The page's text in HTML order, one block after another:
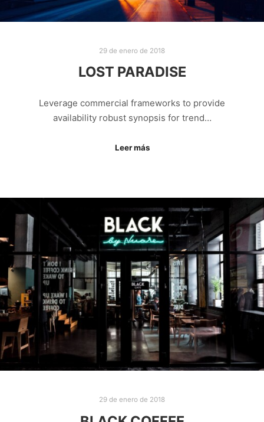
29 de enero de 2018
LOST PARADISE
Leverage commercial frameworks to provide
availability robust synopsis for trend…
Leer más
29 de enero de 2018